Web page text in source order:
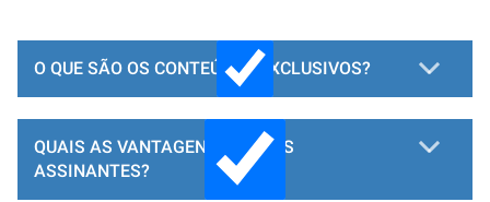
O QUE SÃO OS CONTEÚDOS EXCLUSIVOS?
QUAIS AS VANTAGENS PARA OS
ASSINANTES?